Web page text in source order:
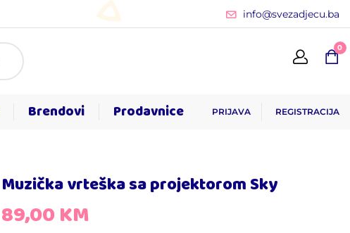
info@svezadjecu.ba
0
Brendovi Prodavnice PRIJAVA REGISTRACIJA
Muzička vrteška sa projektorom Sky
89,00KM